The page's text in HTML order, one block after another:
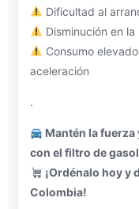
Dificultad al
Disminución en
Consumo
aceleración
.
Mantén la
con el filtro de
¡Ordénalo hoy y
Colombia!